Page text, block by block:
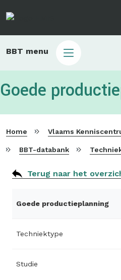
Main
BBT menu
Goede
Home Vlaams Kenniscentrum voor Beste Beschikbare
BBT-databank
Terug naar het
Goede productieplanning
Techniektype
Studie